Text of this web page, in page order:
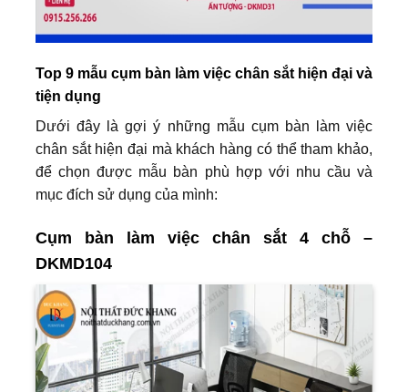
Top 9 mẫu cụm bàn làm việc chân sắt hiện đại và
tiện dụng
Dưới đây là gợi ý những mẫu cụm bàn làm việc
chân sắt hiện đại mà khách hàng có thể tham khảo,
để chọn được mẫu bàn phù hợp với nhu cầu và
mục đích sử dụng của mình:
Cụm bàn làm việc chân sắt 4 chỗ –
DKMD104